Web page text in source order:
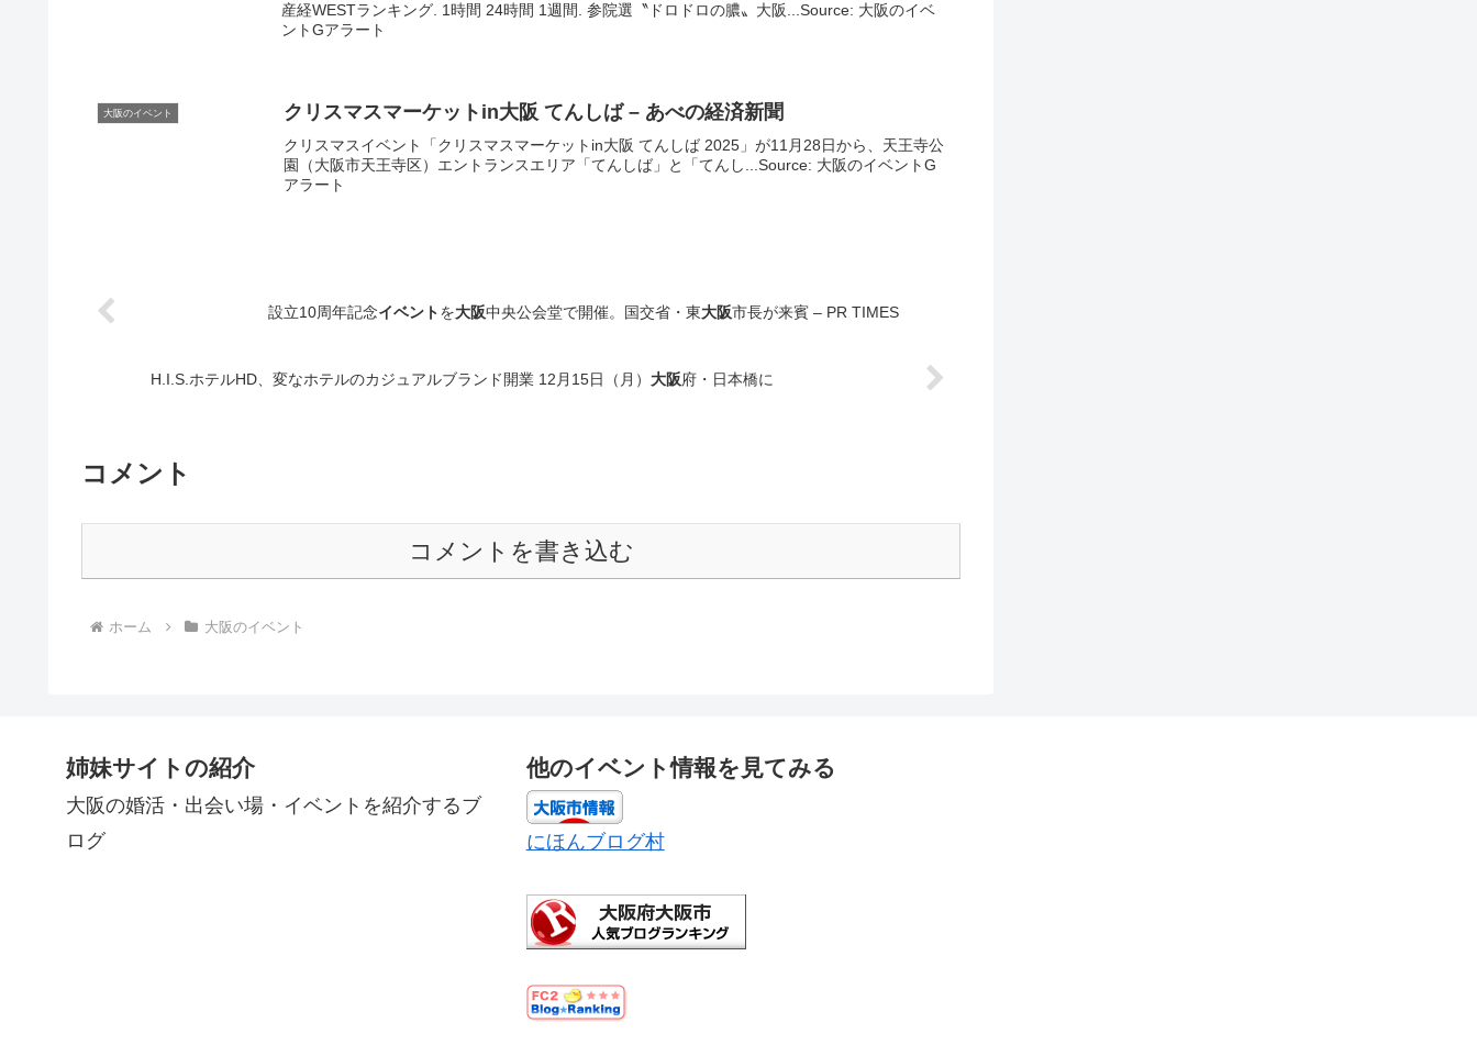
産経WESTランキング. 1時間 24時間 1週間. 参院選〝ドロドロの膿〟大阪...Source: 大阪のイベ
ントGアラート
大阪のイベント クリスマスマーケットin大阪 てんしば – あべの経済新聞
クリスマスイベント「クリスマスマーケットin大阪 てんしば 2025」が11月28日から、天王寺公
園（大阪市天王寺区）エントランスエリア「てんしば」と「てんし...Source: 大阪のイベントG
アラート
設立10周年記念イベントを大阪中央公会堂で開催。国交省・東大阪市長が来賓 – PR TIMES
H.I.S.ホテルHD、変なホテルのカジュアルブランド開業 12月15日（月） 大阪府・日本橋に
コメント
コメントを書き込む
ホーム 大阪のイベント
姉妹サイトの紹介
大阪の婚活・出会い場・イベントを紹介するブ
ログ
他のイベント情報を見てみる
にほんブログ村